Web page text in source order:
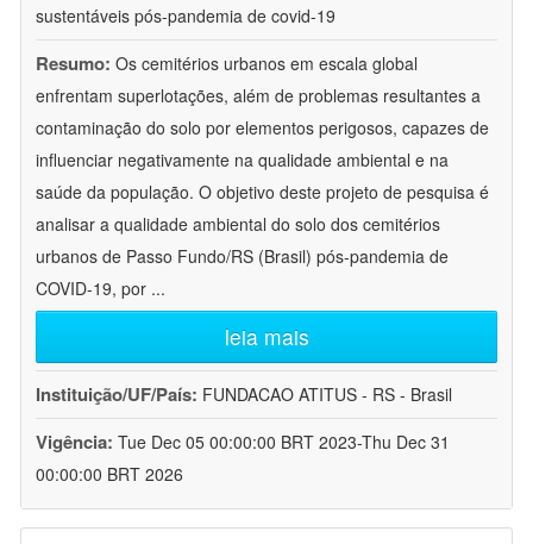
sustentáveis pós-pandemia de covid-19
Resumo: Os cemitérios urbanos em escala global
enfrentam superlotações, além de problemas resultantes a
contaminação do solo por elementos perigosos, capazes de
influenciar negativamente na qualidade ambiental e na
saúde da população. O objetivo deste projeto de pesquisa é
analisar a qualidade ambiental do solo dos cemitérios
urbanos de Passo Fundo/RS (Brasil) pós-pandemia de
COVID-19, por ...
leia mais
Instituição/UF/País: FUNDACAO ATITUS - RS - Brasil
Vigência: Tue Dec 05 00:00:00 BRT 2023-Thu Dec 31
00:00:00 BRT 2026